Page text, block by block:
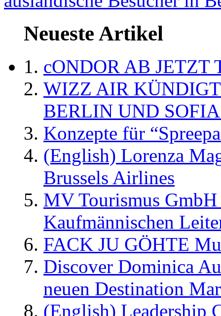
Neueste Artikel
cONDOR AB
WIZZ AIR
BERLIN UND
Konzepte für
(English) Lorenza
Brussels Airlines
MV Tourismus
Kaufmännischen
FACK JU GÖHTE
Discover Dominica
neuen Destination
(English) Leadership